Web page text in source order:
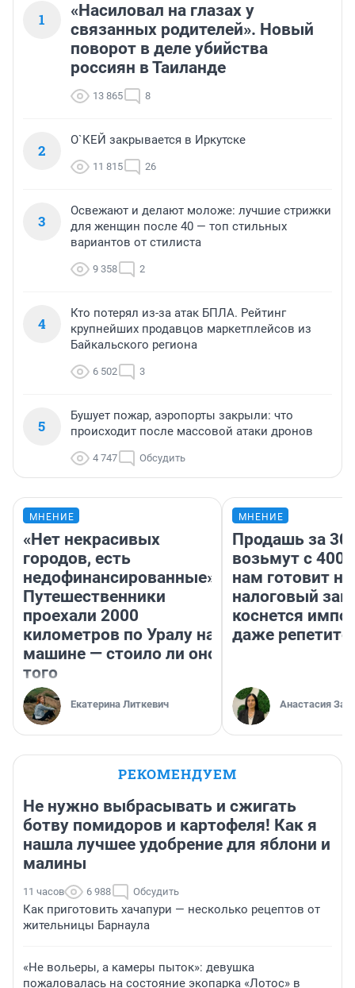
1
«Насиловал на глазах у
связанных родителей». Новый
поворот в деле убийства
россиян в Таиланде
13 865 8
2
О`КЕЙ закрывается в Иркутске
11 815 26
3
Освежают и делают моложе: лучшие стрижки
для женщин после 40 — топ стильных
вариантов от стилиста
9 358 2
4
Кто потерял из-за атак БПЛА. Рейтинг
крупнейших продавцов маркетплейсов из
Байкальского региона
6 502 3
5
Бушует пожар, аэропорты закрыли: что
происходит после массовой атаки дронов
4 747 Обсудить
МНЕНИЕ
«Нет некрасивых
городов, есть
недофинансированные».
Путешественники
проехали 2000
километров по Уралу на
машине — стоило ли оно
того
Екатерина Литкевич
МНЕНИЕ
Продашь за
возьмут с
нам готовит
налоговый
коснется
даже
Анастасия
РЕКОМЕНДУЕМ
Не нужно выбрасывать и сжигать
ботву помидоров и картофеля! Как я
нашла лучшее удобрение для яблони и
малины
11 часов 6 988 Обсудить
Как приготовить хачапури — несколько рецептов от
жительницы Барнаула
«Не вольеры, а камеры пыток»: девушка
пожаловалась на состояние экопарка «Лотос» в